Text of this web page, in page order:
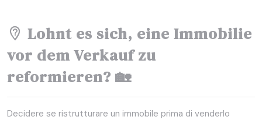
Lohnt es sich, eine Immobilie
vor dem Verkauf zu
reformieren? 🏡
Decidere se ristrutturare un immobile prima di venderlo